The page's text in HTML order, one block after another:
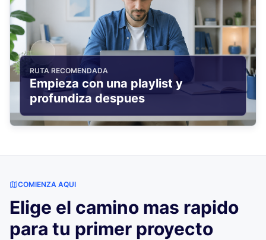
RUTA RECOMENDADA
Empieza con una playlist y
profundiza despues
COMIENZA AQUI
Elige el camino mas rapido
para tu primer proyecto